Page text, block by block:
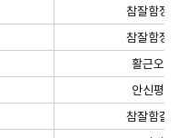
참잘함정
참잘함정
활근오적
안신평위
참잘함갈